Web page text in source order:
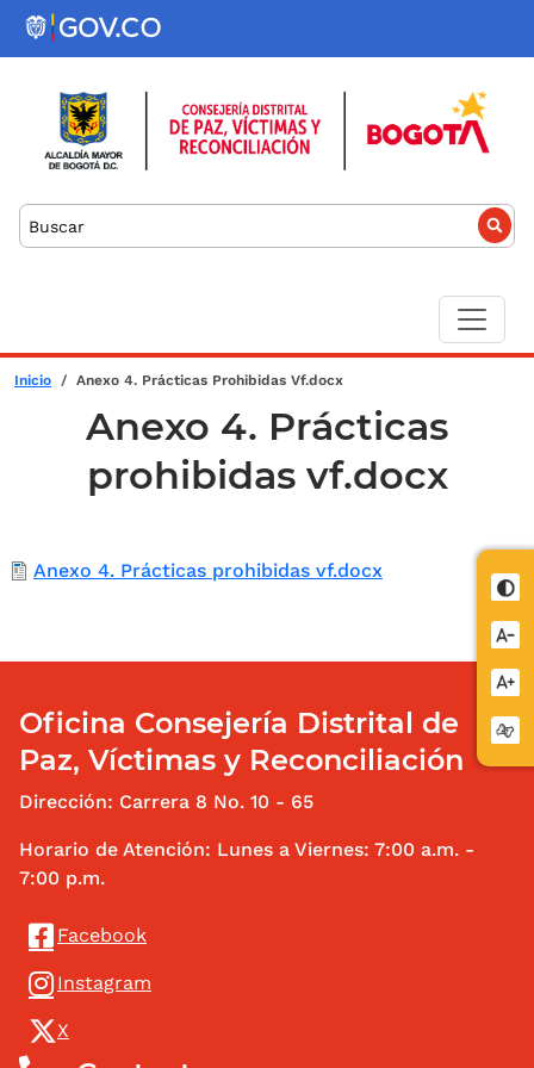
Pasar al contenido principal
Buscar
Sobrescribir enlaces de ayuda a la
Inicio Anexo 4. Prácticas Prohibidas Vf.docx
Anexo 4. Prácticas
prohibidas vf.docx
Documento
Anexo 4. Prácticas prohibidas vf.docx
Oficina Consejería Distrital de
Paz, Víctimas y Reconciliación
Dirección: Carrera 8 No. 10 - 65
Horario de Atención: Lunes a Viernes: 7:00 a.m. -
7:00 p.m.
Redes Sociales
Facebook
Instagram
X